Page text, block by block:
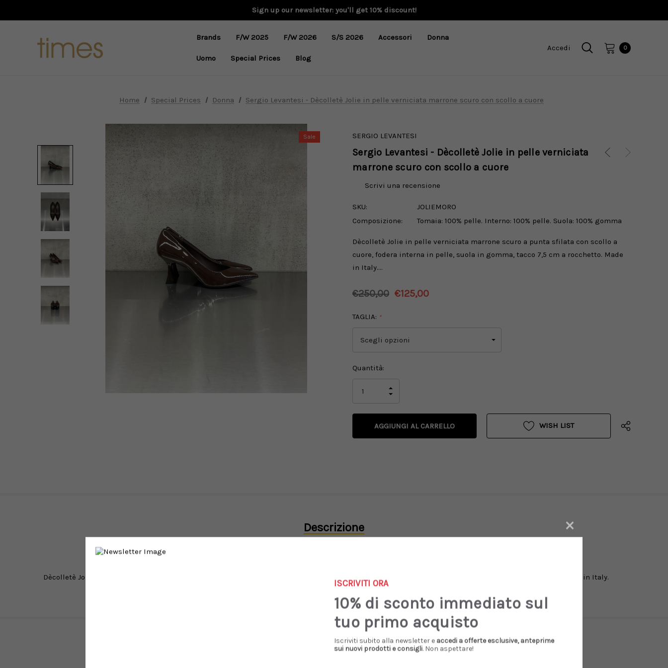
Sign up our newsletter: you'll get 10% discount!
Brands F/W 2025 F/W 2026 S/S 2026 Accessori Donna
Uomo Special Prices Blog
Accedi 0
Home Special Prices Donna Sergio Levantesi - Dècolletè Jolie in pelle verniciata marrone scuro con scollo a cuore
Sale SERGIO LEVANTESI
Sergio Levantesi - Dècolletè Jolie in pelle verniciata
marrone scuro con scollo a cuore
Scrivi una recensione
SKU:
JOLIEMORO
Composizione:
Tomaia: 100% pelle. Interno: 100% pelle. Suola: 100% gomma
Dècolletè Jolie in pelle verniciata marrone scuro a punta sfilata con scollo a
cuore, fodera interna in pelle, suola in gomma, tacco 7,5 cm a rocchetto. Made
in Italy.…
€250,00 €125,00
TAGLIA: *
Disponibilità
Quantità:
QUANTITÀ
UNDEFINED
AUMENTA
DI
WISH LIST
Descrizione
Dècolletè Jolie Made in Italy.
Prodotti Simili
×
ISCRIVITI ORA
10% di sconto immediato sul
tuo primo acquisto
Iscriviti subito alla newsletter e accedi a offerte esclusive, anteprime
sui nuovi prodotti e consigli. Non aspettare!